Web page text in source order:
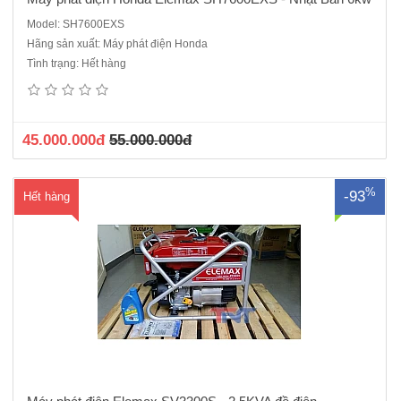
Model: SH7600EXS
Hãng sản xuất: Máy phát điện Honda
Tình trạng: Hết hàng
45.000.000đ 55.000.000đ
Hết hàng -93%
Máy phát điện Elemax SV3300S - Đề điệnĐộng cơ Sawafuji V225 -
SawafujiBảng điều khiển: SawafujiCông suất liên tục (kVA):